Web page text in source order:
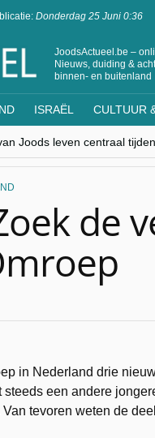
Donderdag 25 Juni 0:36
JoodsActueel.be –
Nieuws, duiding &
binnen- en buitenland
ISRAËL CULTUUR
Joods leven centraal
Westen
de verrassing van Oost-
beklaagdenbank”
de
in Nederland drie
steeds een andere
tevoren weten de